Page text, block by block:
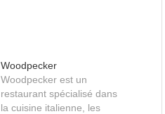
Woodpecker
Woodpecker est un
restaurant spécialisé dans
la cuisine italienne, les